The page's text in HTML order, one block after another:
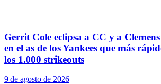
Gerrit Cole eclipsa a CC y a
en el as de los Yankees que más
los 1.000 strikeouts
9 de agosto de 2026